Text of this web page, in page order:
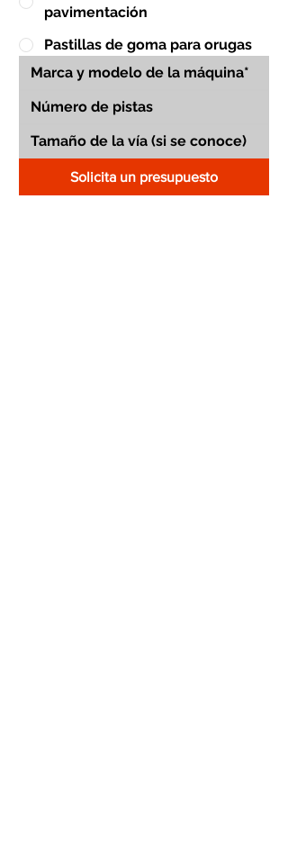
pavimentación
Pastillas de goma para orugas
Solicita un presupuesto